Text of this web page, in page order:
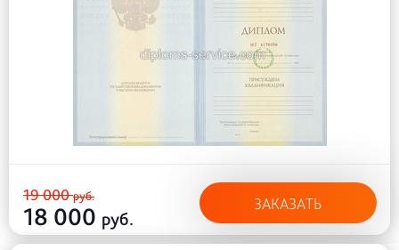
19 000руб.
18 000 руб.
ЗАКАЗАТЬ